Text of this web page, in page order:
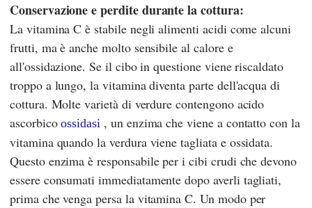
Conservazione e perdite durante la cottura:
La vitamina C è stabile negli alimenti acidi come alcuni
frutti, ma è anche molto sensibile al calore e
all'ossidazione. Se il cibo in questione viene riscaldato
troppo a lungo, la vitamina diventa parte dell'acqua di
cottura. Molte varietà di verdure contengono acido
ascorbicoossidasi , un enzima che viene a contatto con la
vitamina quando la verdura viene tagliata e ossidata.
Questo enzima è responsabile per i cibi crudi che devono
essere consumati immediatamente dopo averli tagliati,
prima che venga persa la vitamina C. Un modo per